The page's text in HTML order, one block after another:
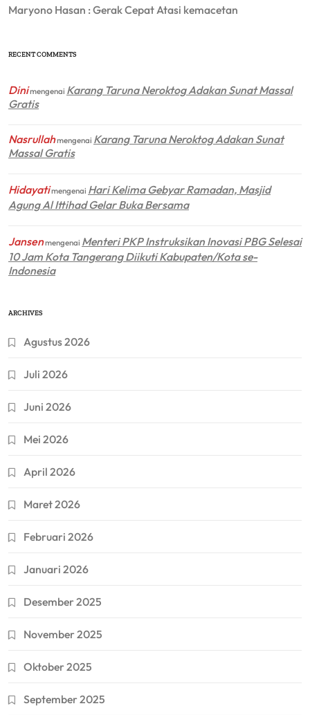
Maryono Hasan : Gerak Cepat Atasi kemacetan
RECENT COMMENTS
Dinimengenai Karang Taruna Neroktog Adakan Sunat Massal
Gratis
Nasrullahmengenai Karang Taruna Neroktog Adakan Sunat
Massal Gratis
Hidayatimengenai Hari Kelima Gebyar Ramadan, Masjid
Agung Al Ittihad Gelar Buka Bersama
Jansenmengenai Menteri PKP Instruksikan Inovasi PBG Selesai
10 Jam Kota Tangerang Diikuti Kabupaten/Kota se-
Indonesia
ARCHIVES
Agustus 2026
Juli 2026
Juni 2026
Mei 2026
April 2026
Maret 2026
Februari 2026
Januari 2026
Desember 2025
November 2025
Oktober 2025
September 2025